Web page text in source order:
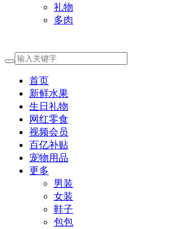
礼物
多肉
首页
新鲜水果
生日礼物
网红零食
视频会员
百亿补贴
宠物用品
更多
男装
女装
鞋子
包包